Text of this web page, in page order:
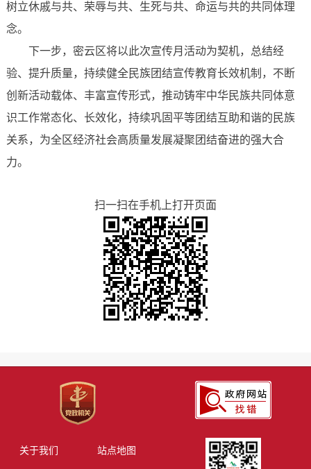
树立休戚与共、荣辱与共、生死与共、命运与共的共同体理
念。
下一步，密云区将以此次宣传月活动为契机，总结经
验、提升质量，持续健全民族团结宣传教育长效机制，不断
创新活动载体、丰富宣传形式，推动铸牢中华民族共同体意
识工作常态化、长效化，持续巩固平等团结互助和谐的民族
关系，为全区经济社会高质量发展凝聚团结奋进的强大合
力。
扫一扫在手机上打开页面
关于我们 站点地图